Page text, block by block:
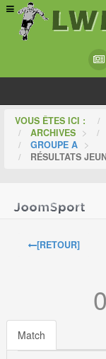
VOUS ÊTES ICI :
ARCHIVES >
GROUPE A >
RÉSULTATS
[RETOUR]
Match